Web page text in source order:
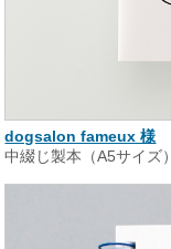
dogsalon fameux 様
中綴じ製本（A5サイズ）